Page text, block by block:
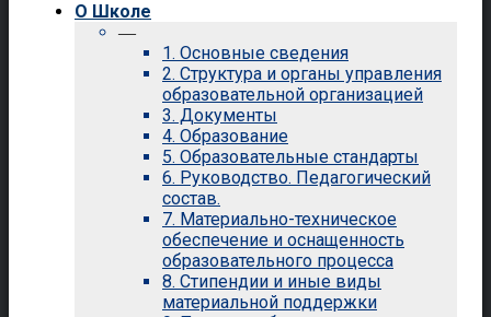
О Школе
—
1. Основные сведения
2. Структура и органы управления
образовательной организацией
3. Документы
4. Образование
5. Образовательные стандарты
6. Руководство. Педагогический
состав.
7. Материально-техническое
обеспечение и оснащенность
образовательного процесса
8. Стипендии и иные виды
материальной поддержки